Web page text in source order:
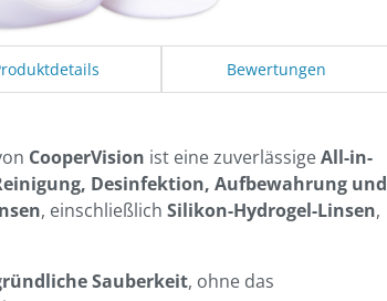
Bewertungen
CooperVision ist eine zuverlässigeAll-in-
Desinfektion, Aufbewahrung und
, einschließlich Silikon-Hydrogel-Linsen,
Sauberkeit, ohne das